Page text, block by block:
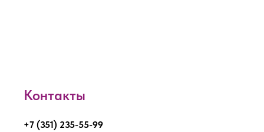
Контакты
+7 (351) 235-55-99